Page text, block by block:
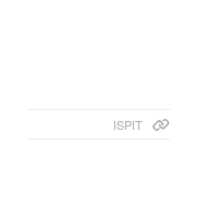
ISPIT